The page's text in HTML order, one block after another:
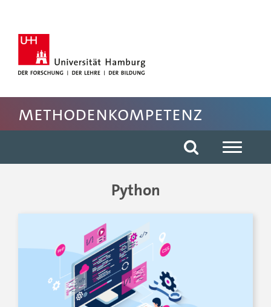
Fussbereich der Seite anspringen
Methodenkompetenz
Python